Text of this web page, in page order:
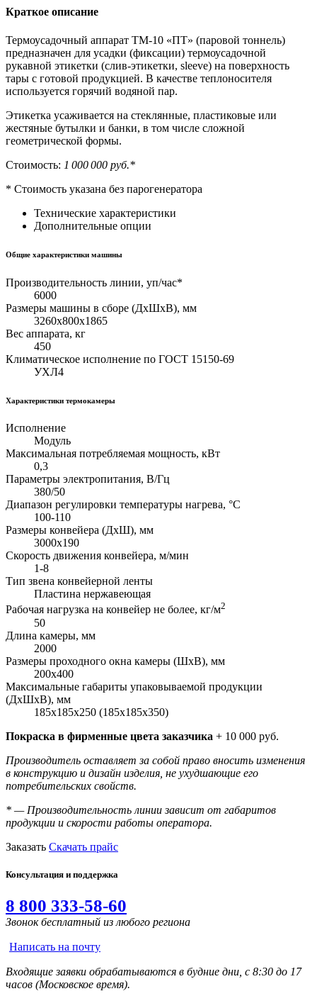
Краткое описание
Термоусадочный аппарат ТМ-10 «ПТ» (паровой тоннель)
предназначен для усадки (фиксации) термоусадочной
рукавной этикетки (слив-этикетки, sleeve) на поверхность
тары с готовой продукцией. В качестве теплоносителя
используется горячий водяной пар.
Этикетка усаживается на стеклянные, пластиковые или
жестяные бутылки и банки, в том числе сложной
геометрической формы.
Стоимость: 1 000 000 руб.*
* Стоимость указана без парогенератора
Технические характеристики
Дополнительные опции
Общие характеристики машины
Производительность линии, уп/час*
6000
Размеры машины в сборе (ДхШхВ), мм
3260х800х1865
Вес аппарата, кг
450
Климатическое исполнение по ГОСТ 15150-69
УХЛ4
Характеристики термокамеры
Исполнение
Модуль
Максимальная потребляемая мощность, кВт
0,3
Параметры электропитания, В/Гц
380/50
Диапазон регулировки температуры нагрева, °С
100-110
Размеры конвейера (ДхШ), мм
3000х190
Скорость движения конвейера, м/мин
1-8
Тип звена конвейерной ленты
Пластина нержавеющая
Рабочая нагрузка на конвейер не более, кг/м2
50
Длина камеры, мм
2000
Размеры проходного окна камеры (ШхВ), мм
200х400
Максимальные габариты упаковываемой продукции
(ДхШхВ), мм
185х185х250 (185х185х350)
Покраска в фирменные цвета заказчика + 10 000 руб.
Производитель оставляет за собой право вносить изменения
в конструкцию и дизайн изделия, не ухудшающие его
потребительских свойств.
* — Производительность линии зависит от габаритов
продукции и скорости работы оператора.
Заказать Скачать прайс
Консультация и поддержка
8 800 333-58-60
Звонок бесплатный из любого региона
Написать на почту
Входящие заявки обрабатываются в будние дни, с 8:30 до 17
часов (Московское время).